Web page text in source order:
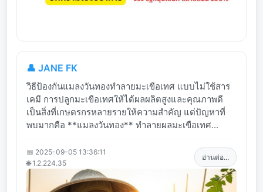
👤 JANE FK
วิธีป้องกันแมลงวันทองทำลายมะเขือเทศ แบบไม่ใช้สาร
เคมี การปลูกมะเขือเทศให้ได้ผลผลิตสูงและคุณภาพดี
เป็นสิ่งที่เกษตรกรหลายรายให้ความสำคัญ แต่ปัญหาที่
พบมากคือ **แมลงวันทอง** ทำลายผลมะเขือเทศ...
📅 2025-09-05 13:36:11
🌐 1.2.224.35
อ่านต่อ...